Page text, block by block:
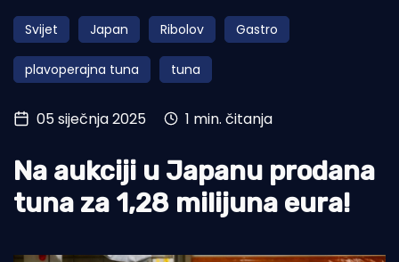
Obala
Otoci
Turizam i nautika
Pomorstvo
Ekologija
Svijet Japan Ribolov Gastro
plavoperajna tuna tuna
05 siječnja 2025 1 min. čitanja
Na aukciji u Japanu prodana
tuna za 1,28 milijuna eura!